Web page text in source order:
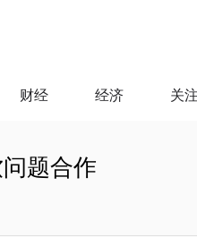
财经 经济 关
题合作